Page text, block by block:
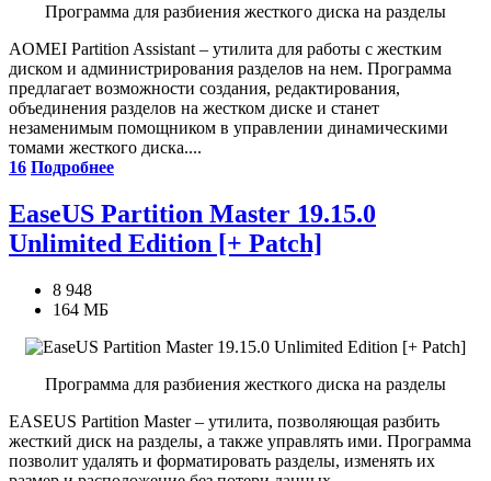
Программа для разбиения жесткого диска на разделы
AOMEI Partition Assistant – утилита для работы с жестким
диском и администрирования разделов на нем. Программа
предлагает возможности создания, редактирования,
объединения разделов на жестком диске и станет
незаменимым помощником в управлении динамическими
томами жесткого диска....
16 Подробнее
EaseUS Partition Master 19.15.0
Unlimited Edition [+ Patch]
8 948
164 МБ
Программа для разбиения жесткого диска на разделы
EASEUS Partition Master – утилита, позволяющая разбить
жесткий диск на разделы, а также управлять ими. Программа
позволит удалять и форматировать разделы, изменять их